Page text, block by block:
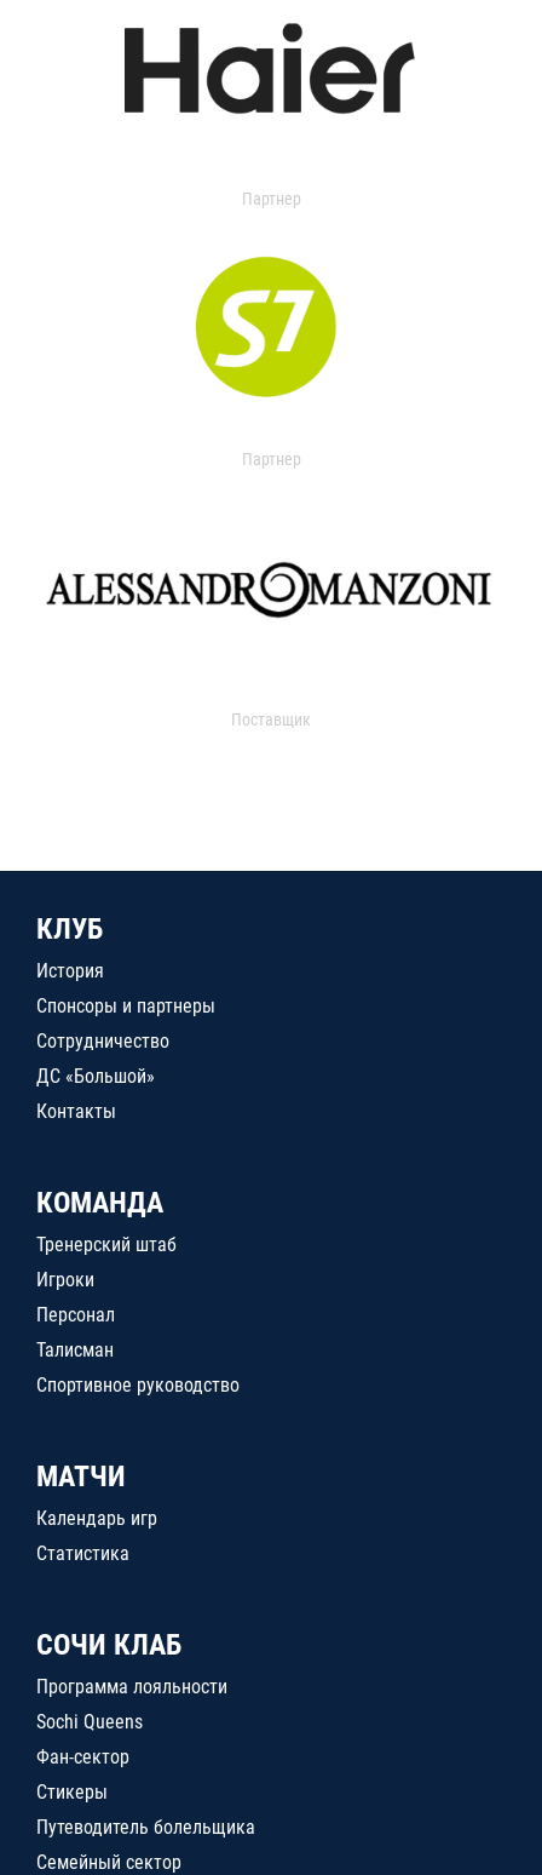
Партнер
Партнер
Поставщик
КЛУБ
История
Спонсоры и партнеры
Сотрудничество
ДС «Большой»
Контакты
КОМАНДА
Тренерский штаб
Игроки
Персонал
Талисман
Спортивное руководство
МАТЧИ
Календарь игр
Статистика
СОЧИ КЛАБ
Программа лояльности
Sochi Queens
Фан-сектор
Стикеры
Путеводитель болельщика
Семейный сектор